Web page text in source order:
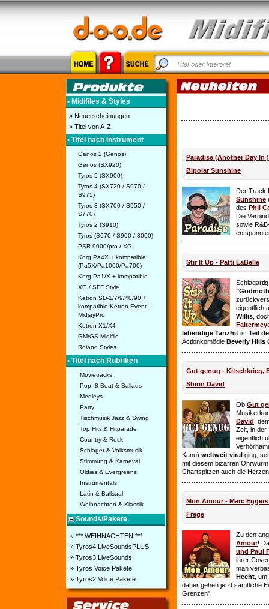
• Midifiles & Styles
» Neuerscheinungen
» Titel von A-Z
• Titel nach Instrument
Genos 2 (Genos)
Genos (SX920)
Tyros 5 (SX900)
Tyros 4 (SX720 / S970 /
S975)
Tyros 3 (SX700 / S950 /
S770)
Tyros 2 (S910)
Tyros (S670 / S900 / 3000)
PSR 9000/pro / XG
Korg Pa4X + kompatible
(Pa5X/Pa1000/Pa700)
Korg Pa1/X + kompatible
XG / SFF Style
Ketron SD-1/7/9/40/90 +
kompatible Ketron Event -
MidjayPro
Ketron X1/X4
GM/GS-Midifile
Roland Styles
• Titel nach Rubriken
Movietracks
Pop, 8-Beat & Ballads
Medleys
Party
Tischmusik Jazz & Swing
Top Hits & Hitparade
Country & Rock
Schlager & Volksmusik
Stimmung & Karneval
Oldies & Evergreens
Instrumentals
Latin & Ballsaal
Weihnachten & Klassik
Sounds/Pakete
» *** WEIHNACHTEN ***
» Tyros4 LiveSoundsPLUS
» Tyros3 LiveSounds
» Tyros Voice Pakete
» Tyros2 Voice Pakete
Paradise (Another Day In
Bipolar Sunshine
Der Track
Sunshine
des Phil
Die
sowie
Stir It Up - Patti LaBelle
eigentllich
Willis ,
lebendige Tanzhit ist Teil
Actionkomödie Beverly Hills
Gut genug - Kitschkrieg,
Shirin David
Ob Gut
David ,
Zeit, in der
eigentlich
Kanu) weltweit viral ging,
mit diesem bizarren
Chartspitzen auch die
Mon Amour - Marc
Frege
Zu den
Amour!
und Paul
ihrer
man
Hecht, um
daher gehen jetzt sämtliche
Grenzen".